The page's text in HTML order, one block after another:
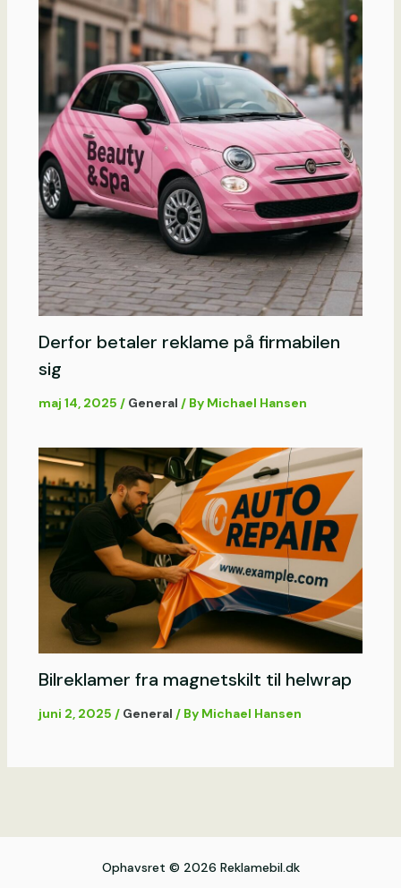
Derfor betaler reklame på firmabilen
sig
maj 14, 2025 / General / By Michael Hansen
Bilreklamer fra magnetskilt til helwrap
juni 2, 2025 / General / By Michael Hansen
Ophavsret © 2026 Reklamebil.dk